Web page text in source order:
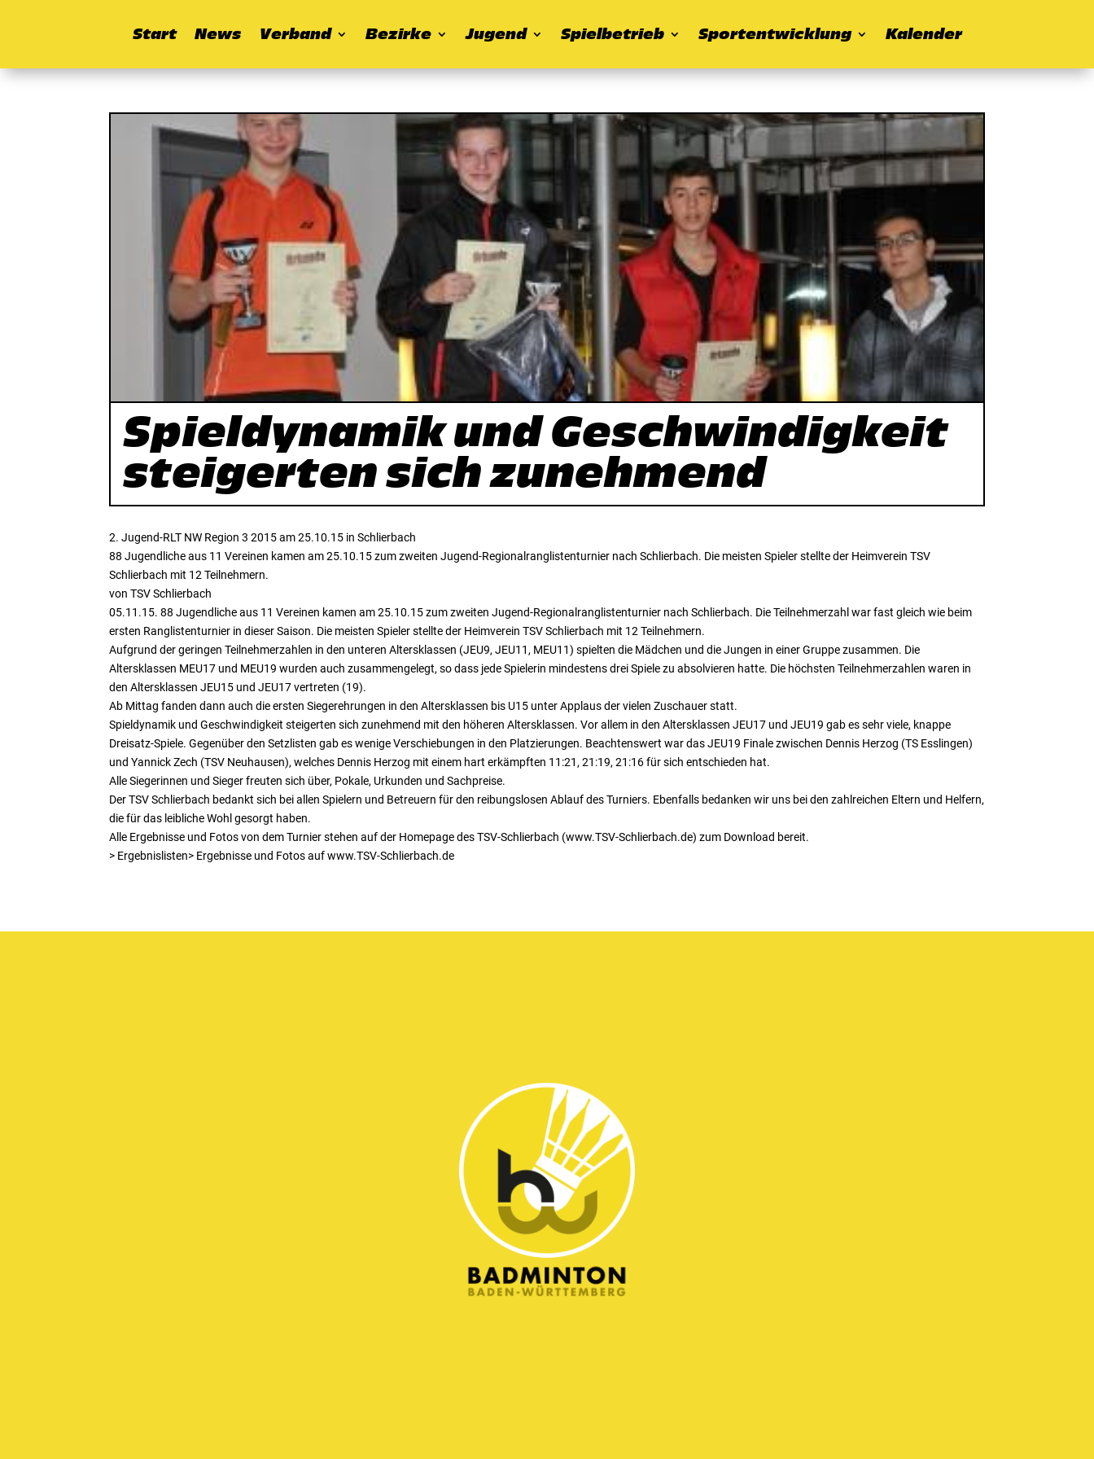
Start News Verband Bezirke Jugend Spielbetrieb Sportentwicklung Kalender
Spieldynamik und Geschwindigkeit
steigerten sich zunehmend
2. Jugend-RLT NW Region 3 2015 am 25.10.15 in Schlierbach
88 Jugendliche aus 11 Vereinen kamen am 25.10.15 zum zweiten Jugend-Regionalranglistenturnier nach Schlierbach. Die meisten Spieler stellte der Heimverein TSV
Schlierbach mit 12 Teilnehmern.
von TSV Schlierbach
05.11.15. 88 Jugendliche aus 11 Vereinen kamen am 25.10.15 zum zweiten Jugend-Regionalranglistenturnier nach Schlierbach. Die Teilnehmerzahl war fast gleich wie beim
ersten Ranglistenturnier in dieser Saison. Die meisten Spieler stellte der Heimverein TSV Schlierbach mit 12 Teilnehmern.
Aufgrund der geringen Teilnehmerzahlen in den unteren Altersklassen (JEU9, JEU11, MEU11) spielten die Mädchen und die Jungen in einer Gruppe zusammen. Die
Altersklassen MEU17 und MEU19 wurden auch zusammengelegt, so dass jede Spielerin mindestens drei Spiele zu absolvieren hatte. Die höchsten Teilnehmerzahlen waren in
den Altersklassen JEU15 und JEU17 vertreten (19).
Ab Mittag fanden dann auch die ersten Siegerehrungen in den Altersklassen bis U15 unter Applaus der vielen Zuschauer statt.
Spieldynamik und Geschwindigkeit steigerten sich zunehmend mit den höheren Altersklassen. Vor allem in den Altersklassen JEU17 und JEU19 gab es sehr viele, knappe
Dreisatz-Spiele. Gegenüber den Setzlisten gab es wenige Verschiebungen in den Platzierungen. Beachtenswert war das JEU19 Finale zwischen Dennis Herzog (TS Esslingen)
und Yannick Zech (TSV Neuhausen), welches Dennis Herzog mit einem hart erkämpften 11:21, 21:19, 21:16 für sich entschieden hat.
Alle Siegerinnen und Sieger freuten sich über, Pokale, Urkunden und Sachpreise.
Der TSV Schlierbach bedankt sich bei allen Spielern und Betreuern für den reibungslosen Ablauf des Turniers. Ebenfalls bedanken wir uns bei den zahlreichen Eltern und Helfern,
die für das leibliche Wohl gesorgt haben.
Alle Ergebnisse und Fotos von dem Turnier stehen auf der Homepage des TSV-Schlierbach (www.TSV-Schlierbach.de) zum Download bereit.
> Ergebnislisten> Ergebnisse und Fotos auf www.TSV-Schlierbach.de